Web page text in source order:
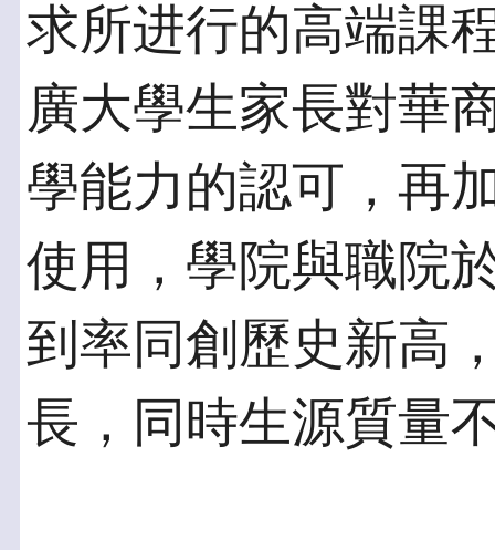
求所进行的高端課
廣大學生家長對華
學能力的認可，再
使用，學院與職院
到率同創歷史新高
長，同時生源質量